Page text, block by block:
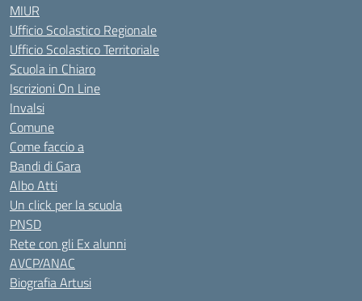
MIUR
Ufficio Scolastico Regionale
Ufficio Scolastico Territoriale
Scuola in Chiaro
Iscrizioni On Line
Invalsi
Comune
Come faccio a
Bandi di Gara
Albo Atti
Un click per la scuola
PNSD
Rete con gli Ex alunni
AVCP/ANAC
Biografia Artusi